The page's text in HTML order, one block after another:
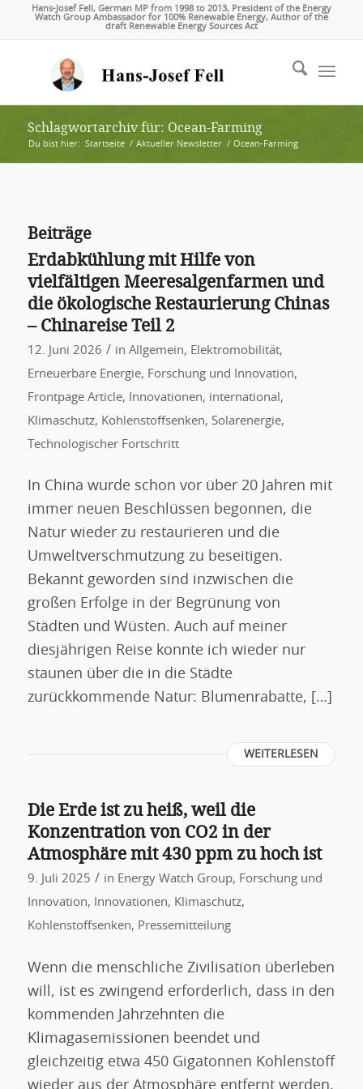
Hans-Josef Fell, German MP from 1998 to 2013, President of the Energy
Watch Group Ambassador for 100% Renewable Energy, Author of the
draft Renewable Energy Sources Act
Schlagwortarchiv für: Ocean-Farming
Du bist hier: Startseite / Aktueller Newsletter / Ocean-Farming
Beiträge
Erdabkühlung mit Hilfe von
vielfältigen Meeresalgenfarmen und
die ökologische Restaurierung Chinas
– Chinareise Teil 2
12. Juni 2026 / in Allgemein, Elektromobilität,
Erneuerbare Energie, Forschung und Innovation,
Frontpage Article, Innovationen, international ,
Klimaschutz, Kohlenstoffsenken, Solarenergie,
Technologischer Fortschritt
In China wurde schon vor über 20 Jahren mit
immer neuen Beschlüssen begonnen, die
Natur wieder zu restaurieren und die
Umweltverschmutzung zu beseitigen.
Bekannt geworden sind inzwischen die
großen Erfolge in der Begrünung von
Städten und Wüsten. Auch auf meiner
diesjährigen Reise konnte ich wieder nur
staunen über die in die Städte
zurückkommende Natur: Blumenrabatte, […]
WEITERLESEN
Die Erde ist zu heiß, weil die
Konzentration von CO2 in der
Atmosphäre mit 430 ppm zu hoch ist
9. Juli 2025 / in Energy Watch Group, Forschung und
Innovation, Innovationen, Klimaschutz,
Kohlenstoffsenken, Pressemitteilung
Wenn die menschliche Zivilisation überleben
will, ist es zwingend erforderlich, dass in den
kommenden Jahrzehnten die
Klimagasemissionen beendet und
gleichzeitig etwa 450 Gigatonnen Kohlenstoff
wieder aus der Atmosphäre entfernt werden.